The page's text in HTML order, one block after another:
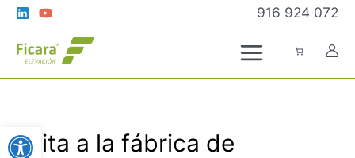
Abrir barra de herramientas
contenido
916 924 072
Visita a la fábrica de